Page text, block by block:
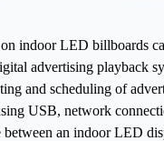
indoor LED billboards
advertising playback
and scheduling of
USB, network
an indoor LED